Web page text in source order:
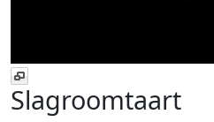
Slagroomtaart